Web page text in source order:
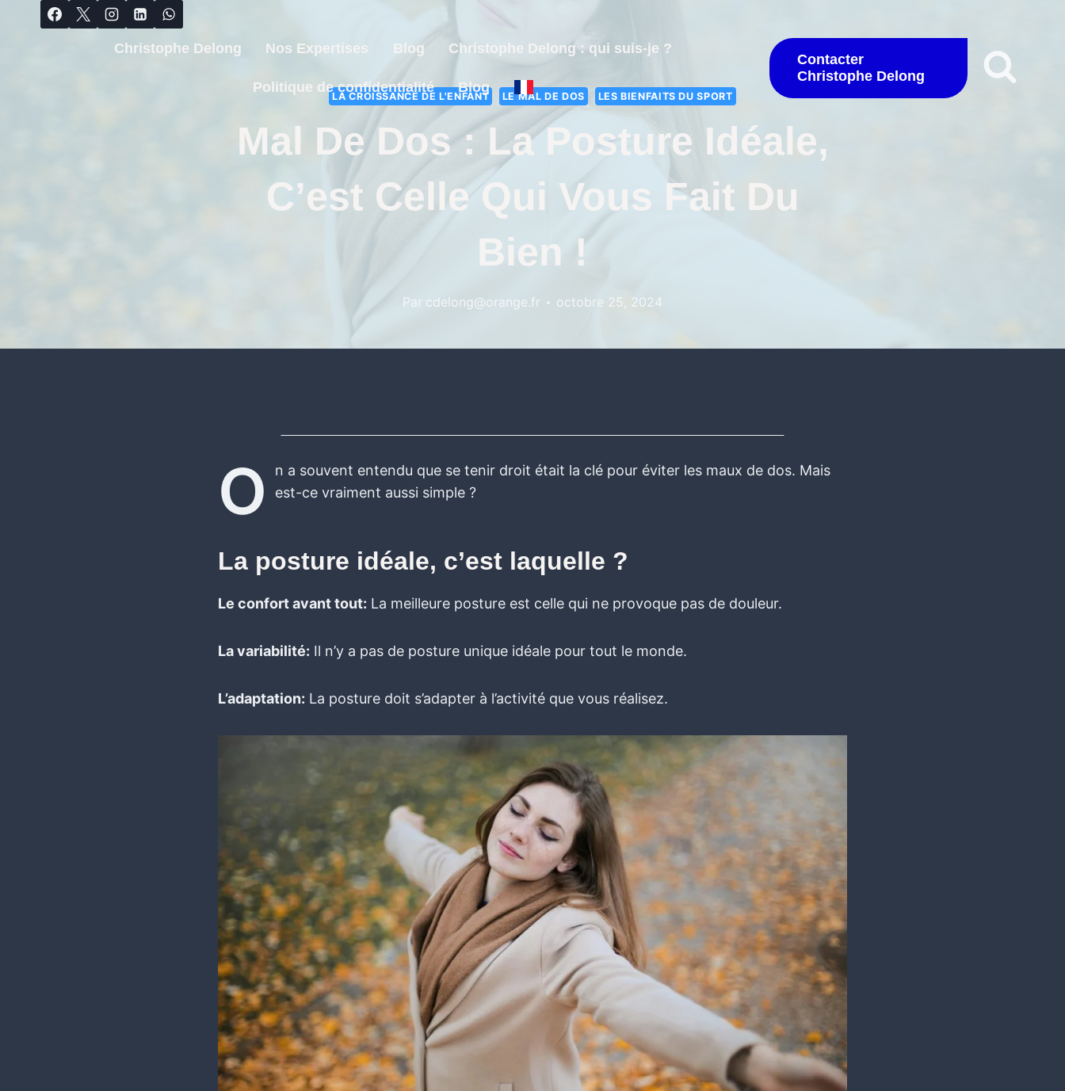
Christophe Delong Nos Expertises Blog Christophe Delong : qui suis-je ?
Politique de confidentialité Blog
Contacter
Christophe Delong
LA CROISSANCE DE L'ENFANT LE MAL DE DOS LES BIENFAITS DU SPORT
Mal De Dos : La Posture Idéale,
C’est Celle Qui Vous Fait Du
Bien !
Par cdelong@orange.fr octobre 25, 2024
O
n a souvent entendu que se tenir droit était la clé pour éviter les maux de dos. Mais
est-ce vraiment aussi simple ?
La posture idéale, c’est laquelle ?
Le confort avant tout: La meilleure posture est celle qui ne provoque pas de douleur.
La variabilité: Il n’y a pas de posture unique idéale pour tout le monde.
L’adaptation: La posture doit s’adapter à l’activité que vous réalisez.